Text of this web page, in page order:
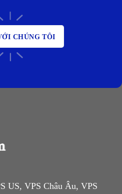
CHÚNG TÔI
US, VPS Châu Âu, VPS